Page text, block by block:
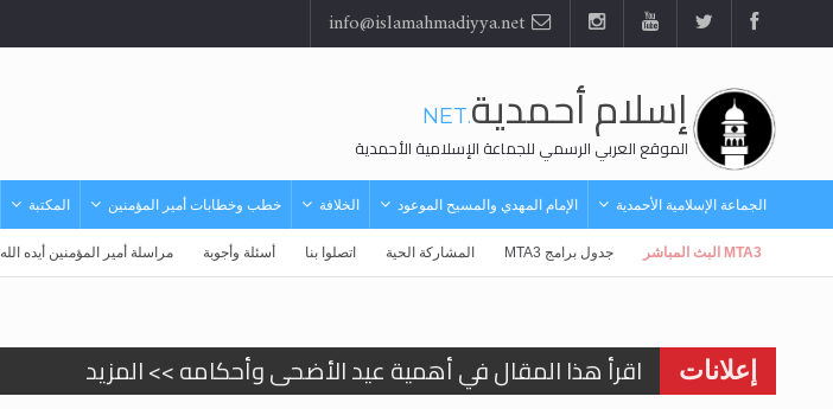
إسلام أحمدية.NET
الموقع العربي الرسمي للجماعة الإسلامية الأحمدية
الجماعة الإسلامية الأحمدية الإمام المهدي والمسيح الموعود الخلافة خطب وخطابات أمير المؤمنين المكتبة
MTA3 البث المباشر جدول برامج MTA3 المشاركة الحية اتصلوا بنا أسئلة وأجوبة مراسلة أمير المؤمنين أيده الله
إعلانات
اقرأ هذا المقال في أهمية عيد الأضحى وأحكامه >> المزيد